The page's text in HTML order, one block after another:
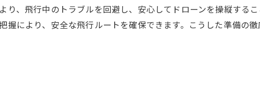
追跡データの分析と活用方法
GPS技術の今後の可能性
り、飛行中のトラブルを回避し、安心してドローンを操縦する
握により、安全な飛行ルートを確保できます。こうした準備の